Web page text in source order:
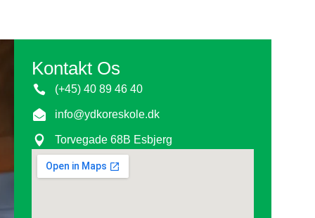
Kontakt Os
(+45) 40 89 46 40
info@ydkoreskole.dk
Torvegade 68B Esbjerg